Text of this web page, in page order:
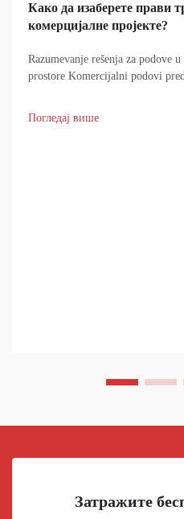
Како да изаберете прави
комерцијалне пројекте?
Razumevanje rešenja za podove
prostore Komercijalni podovi
Погледај више
Затражите